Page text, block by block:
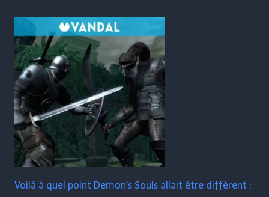
Voilà à quel point Demon's Souls allait être différent :